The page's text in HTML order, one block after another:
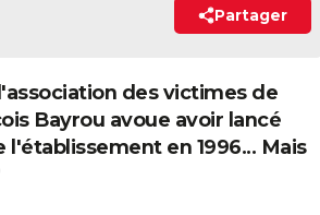
Partager
des victimes de
Bayrou avoue avoir lancé
en 1996... Mais